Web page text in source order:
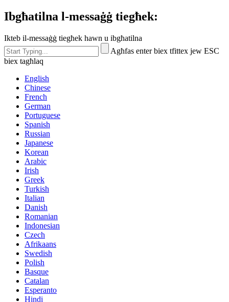
Ibgħatilna l-messaġġ tiegħek:
Ikteb il-messaġġ tiegħek hawn u ibgħatilna
Agħfas enter biex tfittex jew ESC
biex tagħlaq
English
Chinese
French
German
Portuguese
Spanish
Russian
Japanese
Korean
Arabic
Irish
Greek
Turkish
Italian
Danish
Romanian
Indonesian
Czech
Afrikaans
Swedish
Polish
Basque
Catalan
Esperanto
Hindi